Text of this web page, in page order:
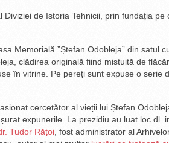
de Istoria Tehnicii, prin fundația
Memorială ”Ștefan Odobleja” din satul
clădirea originală fiind mistuită de
în vitrine. Pe pereți sunt expuse o
cercetător al vieții lui Ștefan
expunerile. La prezidiu au luat loc dl.
Tudor Rățoi , fost administrator al